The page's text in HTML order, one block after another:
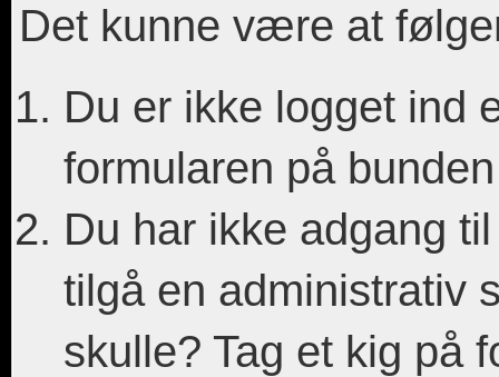
Det kunne være at
Du er ikke logget ind
formularen på
Du har ikke adgang
tilgå en administrativ
skulle? Tag et kig på